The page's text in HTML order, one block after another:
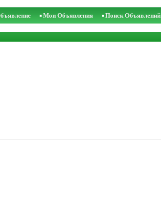
Мои Объявления Поиск Объявлений